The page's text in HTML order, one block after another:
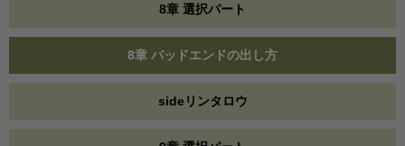
8章 選択パート
8章 バッドエンドの出し方
sideリンタロウ